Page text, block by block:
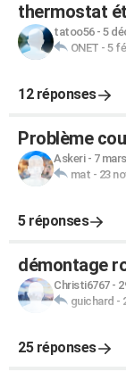
thermostat
tatoo56- 5
ONET - 5
12 réponses
Problème
Askeri- 7
mat - 23
5 réponses
démontage
Christi6767-
guichard -
25 réponses